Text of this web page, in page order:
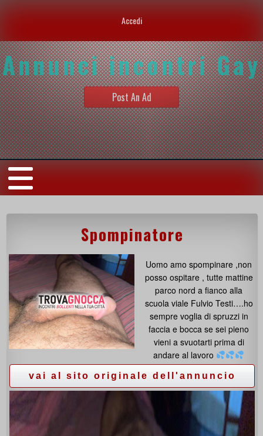
Accedi
Annunci incontri Gay
Post An Ad
Spompinatore
Uomo amo spompinare ,non
posso ospitare , tutte mattine
parco nord a fianco alla
scuola viale Fulvio Testi….ho
sempre voglia di spruzzi in
faccia e bocca se sei pieno
vieni a svuotarti prima di
andare al lavoro